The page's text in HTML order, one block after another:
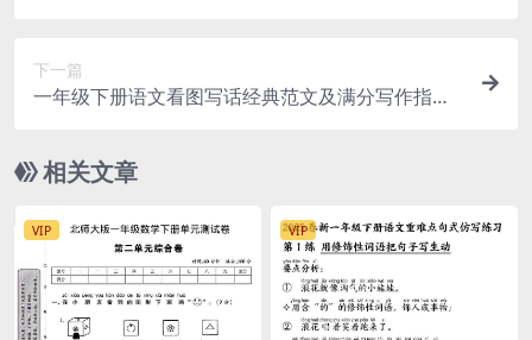
下一篇
一年级下册语文看图写话经典范文及满分写作指导
相关文章
VIP VIP